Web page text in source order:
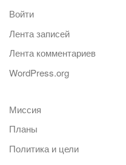
Войти
Лента записей
Лента комментариев
WordPress.org
Миссия
Планы
Политика и цели